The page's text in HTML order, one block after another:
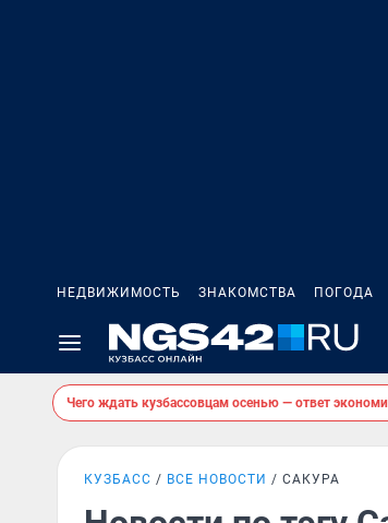
НЕДВИЖИМОСТЬ ЗНАКОМСТВА ПОГОДА
Чего ждать кузбассовцам осенью — ответ
КУЗБАСС ВСЕ НОВОСТИ САКУРА